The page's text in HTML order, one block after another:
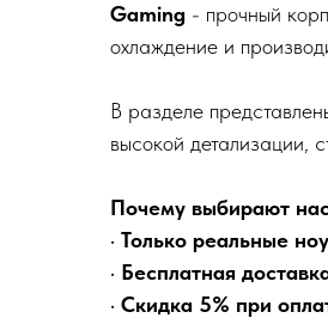
Gaming - прочный
охлаждение и
В разделе
высокой детализации,
Почему выбирают
• Только реальные
• Бесплатная
• Скидка 5% при